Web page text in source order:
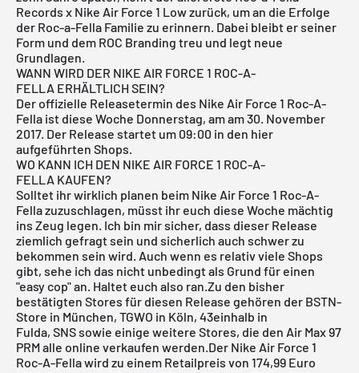
Records x Nike Air Force 1 Low zurück, um an die Erfolge
der Roc-a-Fella Familie zu erinnern. Dabei bleibt er seiner
Form und dem ROC Branding treu und legt neue
Grundlagen.
WANN WIRD DER NIKE AIR FORCE 1 ROC-A-
FELLA ERHÄLTLICH SEIN?
Der offizielle Releasetermin des Nike Air Force 1 Roc-A-
Fella ist diese Woche Donnerstag, am am 30. November
2017. Der Release startet um 09:00 in den hier
aufgeführten Shops.
WO KANN ICH DEN NIKE AIR FORCE 1 ROC-A-
FELLA KAUFEN?
Solltet ihr wirklich planen beim Nike Air Force 1 Roc-A-
Fellazuzuschlagen, müsst ihr euch diese Woche mächtig
ins Zeug legen. Ich bin mir sicher, dass dieser Release
ziemlich gefragt sein und sicherlich auch schwer zu
bekommen sein wird. Auch wenn es relativ viele Shops
gibt, sehe ich das nicht unbedingt als Grund für einen
"easy cop" an. Haltet euch also ran.Zu den bisher
bestätigten Stores für diesen Release gehören der BSTN-
Store in München, TGWO in Köln, 43einhalb in
Fulda, SNSsowie einige weitere Stores, die den Air Max 97
PRM alle online verkaufen werden.Der Nike Air Force 1
Roc-A-Fella wird zu einem Retailpreis von 174,99 Euro